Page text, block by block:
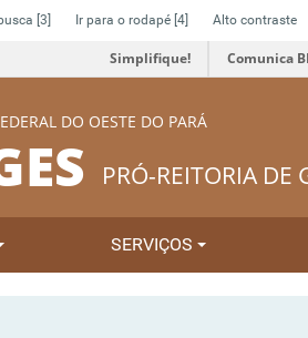
[3] Ir para o rodapé [4] Alto contraste
Simplifique! Comunica
DO OESTE DO PARÁ
PRÓ-REITORIA DE
SERVIÇOS